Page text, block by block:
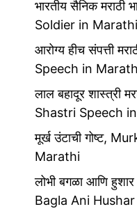
भारतीय सैनिक
Soldier in Marathi
आरोग्य हीच संपत्ती
Speech in
लाल बहादूर शास्त्री
Shastri Speech
मूर्ख उंटाची गोष्ट,
Marathi
लोभी बगळा आणि
Bagla Ani